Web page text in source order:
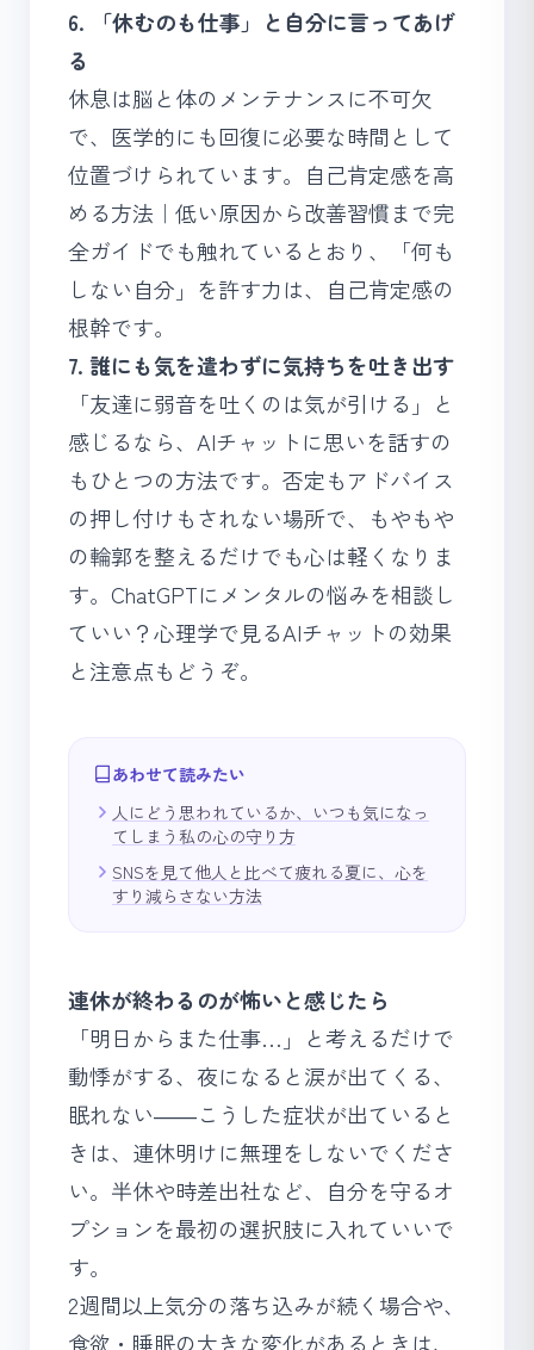
6. 「休むのも仕事」と自分に言ってあげ
る
休息は脳と体のメンテナンスに不可欠
で、医学的にも回復に必要な時間として
位置づけられています。 自己肯定感を高
める方法｜低い原因から改善習慣まで完
全ガイドでも触れているとおり、「何も
しない自分」を許す力は、自己肯定感の
根幹です。
7. 誰にも気を遣わずに気持ちを吐き出す
「友達に弱音を吐くのは気が引ける」と
感じるなら、AIチャットに思いを話すの
もひとつの方法です。否定もアドバイス
の押し付けもされない場所で、もやもや
の輪郭を整えるだけでも心は軽くなりま
す。 ChatGPTにメンタルの悩みを相談し
ていい？心理学で見るAIチャットの効果
と注意点もどうぞ。
あわせて読みたい
人にどう思われているか、いつも気になっ
てしまう私の心の守り方
SNSを見て他人と比べて疲れる夏に、心を
すり減らさない方法
連休が終わるのが怖いと感じたら
「明日からまた仕事…」と考えるだけで
動悸がする、夜になると涙が出てくる、
眠れない――こうした症状が出ていると
きは、連休明けに無理をしないでくださ
い。半休や時差出社など、自分を守るオ
プションを最初の選択肢に入れていいで
す。
2週間以上気分の落ち込みが続く場合や、
食欲・睡眠の大きな変化があるときは、